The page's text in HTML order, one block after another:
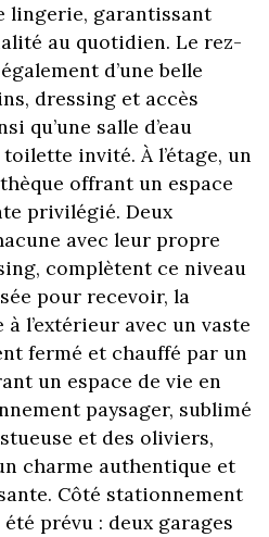
lingerie, garantissant
au quotidien. Le rez-
d’une belle
dressing et accès
qu’une salle d’eau
invité. À l’étage, un
offrant un espace
privilégié. Deux
avec leur propre
complètent ce niveau
pour recevoir, la
l’extérieur avec un vaste
fermé et chauffé par un
un espace de vie en
paysager, sublimé
et des oliviers,
charme authentique et
Côté stationnement
prévu : deux garages